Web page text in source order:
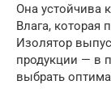
Она устойчива
Влага, которая
Изолятор
продукции — в
выбрать